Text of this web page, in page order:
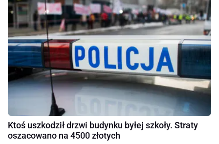
Ktoś uszkodził drzwi budynku byłej szkoły. Straty
oszacowano na 4500 złotych